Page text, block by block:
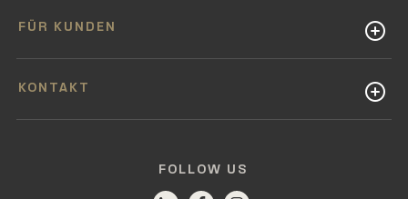
FÜR KUNDEN
KONTAKT
FOLLOW US